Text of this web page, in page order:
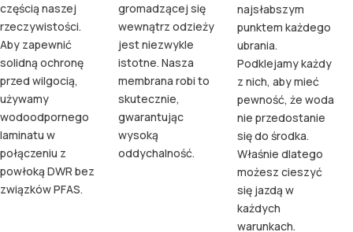
częścią naszej
rzeczywistości.
Aby zapewnić
solidną ochronę
przed wilgocią,
używamy
wodoodpornego
laminatu w
połączeniu z
powłoką DWR bez
związków PFAS.
gromadzącej się
wewnątrz odzieży
jest niezwykle
istotne. Nasza
membrana robi to
skutecznie,
gwarantując
wysoką
oddychalność.
najsłabszym
punktem każdego
ubrania.
Podklejamy każdy
z nich, aby mieć
pewność, że woda
nie przedostanie
się do środka.
Właśnie dlatego
możesz cieszyć
się jazdą w
każdych
warunkach.